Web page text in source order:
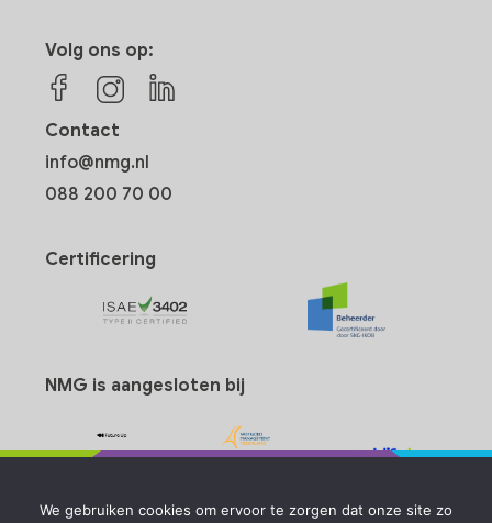
Volg ons op:
Contact
info@nmg.nl
088 200 70 00
Certificering
NMG is aangesloten bij
We gebruiken cookies om ervoor te zorgen dat onze site zo